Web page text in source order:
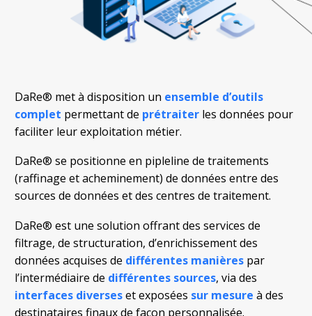
DaRe® met à disposition un ensemble d’outils
complet permettant de prétraiter les données pour
faciliter leur exploitation métier.
DaRe® se positionne en pipleline de traitements
(raffinage et acheminement) de données entre des
sources de données et des centres de traitement.
DaRe® est une solution offrant des services de
filtrage, de structuration, d’enrichissement des
données acquises de différentes manières par
l’intermédiaire de différentes sources, via des
interfaces diverseset exposées sur mesure à des
destinataires finaux de façon personnalisée.